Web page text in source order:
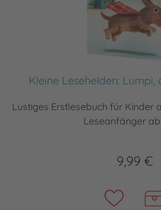
Kleine Lesehelden:
Lustiges Erstlesebuch für Kinder
Leseanfänger ab
9,99 €